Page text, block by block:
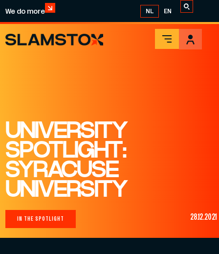
We do more NL EN
UNIVERSITY
SPOTLIGHT:
SYRACUSE
UNIVERSITY
IN THE SPOTLIGHT 28.12.2021